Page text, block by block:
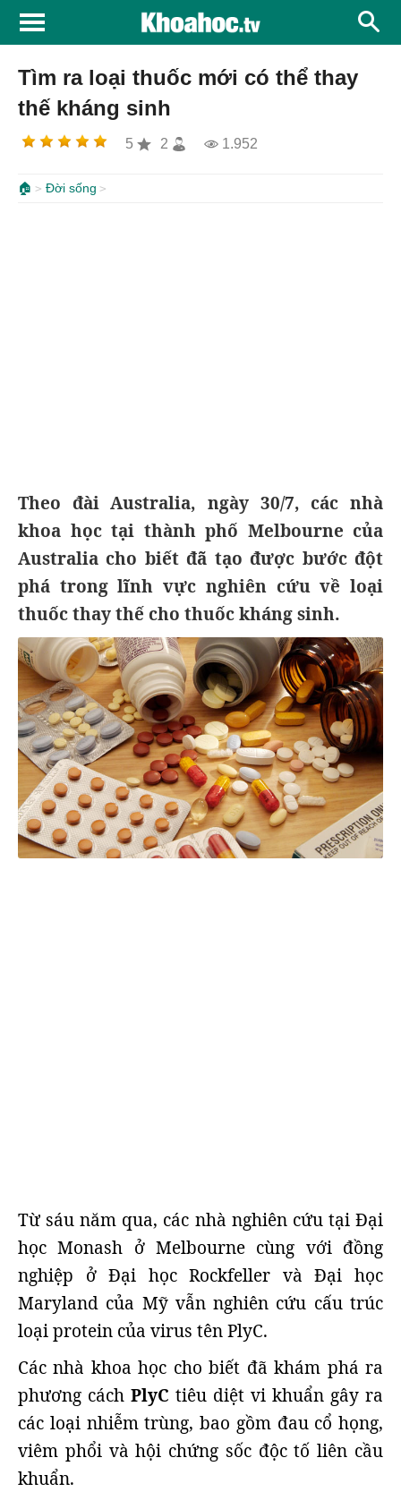
Tìm ra loại thuốc mới có thể thay
thế kháng sinh
5 2 1.952
🏠 Đời sống
Theo đài Australia, ngày 30/7, các nhà
khoa học tại thành phố Melbourne của
Australia cho biết đã tạo được bước đột
phá trong lĩnh vực nghiên cứu về loại
thuốc thay thế cho thuốc kháng sinh.
Từ sáu năm qua, các nhà nghiên cứu tại Đại
học Monash ở Melbourne cùng với đồng
nghiệp ở Đại học Rockfeller và Đại học
Maryland của Mỹ vẫn nghiên cứu cấu trúc
loại protein của virus tên PlyC.
Các nhà khoa học cho biết đã khám phá ra
phương cách PlyC tiêu diệt vi khuẩn gây ra
các loại nhiễm trùng, bao gồm đau cổ họng,
viêm phổi và hội chứng sốc độc tố liên cầu
khuẩn.